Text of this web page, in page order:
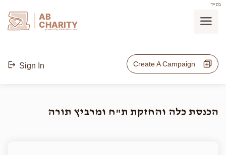
בס"ד
AB
CHARITY
powerd by ahblicklive.com
Sign In Create A Campaign
הכנסת כלה והחזקת ת"ח ומרביץ תורה